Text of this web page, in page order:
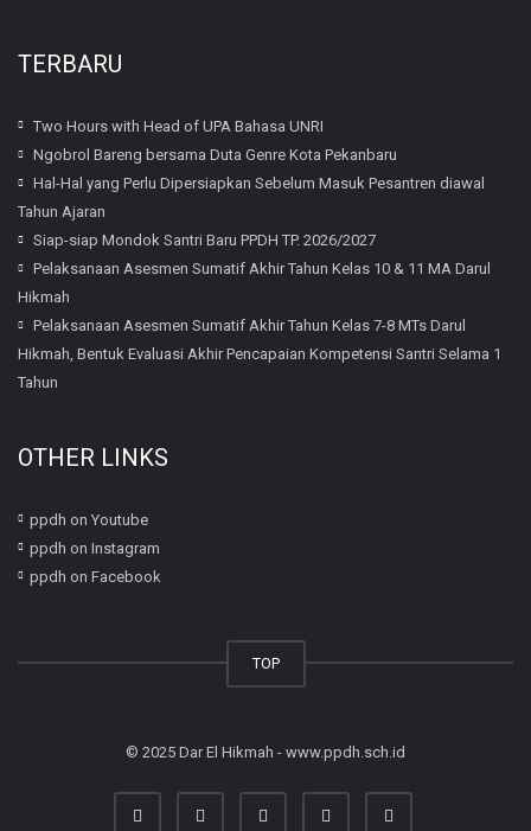
TERBARU
Two Hours with Head of UPA Bahasa UNRI
Ngobrol Bareng bersama Duta Genre Kota Pekanbaru
Hal-Hal yang Perlu Dipersiapkan Sebelum Masuk Pesantren diawal
Tahun Ajaran
Siap-siap Mondok Santri Baru PPDH TP. 2026/2027
Pelaksanaan Asesmen Sumatif Akhir Tahun Kelas 10 & 11 MA Darul
Hikmah
Pelaksanaan Asesmen Sumatif Akhir Tahun Kelas 7-8 MTs Darul
Hikmah, Bentuk Evaluasi Akhir Pencapaian Kompetensi Santri Selama 1
Tahun
OTHER LINKS
ppdh on Youtube
ppdh on Instagram
ppdh on Facebook
TOP
© 2025 Dar El Hikmah - www.ppdh.sch.id